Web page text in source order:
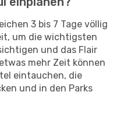
3 bis 7 Tage völlig
um die wichtigsten
und das Flair
mehr Zeit können
eintauchen, die
und in den Parks